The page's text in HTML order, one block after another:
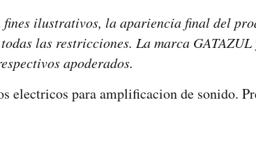
fines ilustrativos, la apariencia final del
las restricciones. La marca
apoderados.
electricos para amplificacion de sonido.